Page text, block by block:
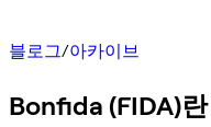
블로그/아카이브
Bonfida (FIDA)